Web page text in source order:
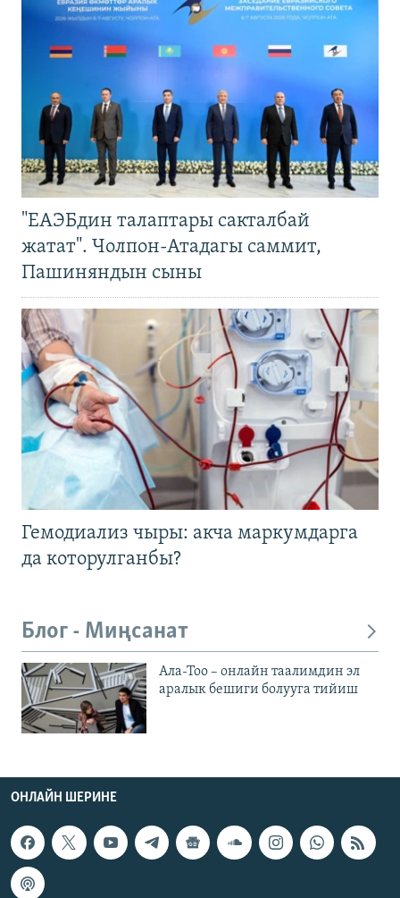
"ЕАЭБдин талаптары сакталбай
жатат". Чолпон-Атадагы саммит,
Пашиняндын сыны
Гемодиализ чыры: акча маркумдарга
да которулганбы?
Блог - Миңсанат
Ала-Тоо – онлайн таалимдин эл
аралык бешиги болууга тийиш
ОНЛАЙН ШЕРИНЕ